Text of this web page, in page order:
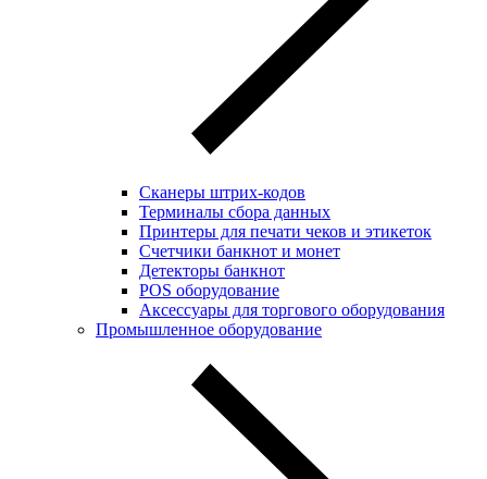
Сканеры штрих-кодов
Терминалы сбора данных
Принтеры для печати чеков и этикеток
Cчетчики банкнот и монет
Детекторы банкнот
POS оборудование
Аксессуары для торгового оборудования
Промышленное оборудование